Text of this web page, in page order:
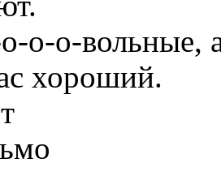
о-о-вольные,
хороший.